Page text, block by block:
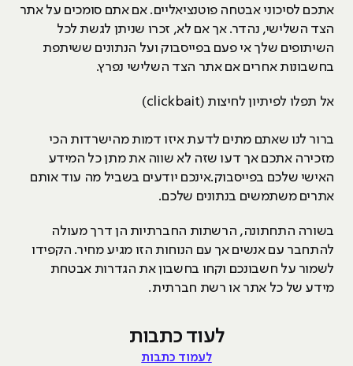
אתכם לסיכוני אבטחה פוטנציאליים. אם אתם סומכים על אתר
הצד השלישי, נהדר. אך אם לא, זכרו שניתן לגשת לכל
השיתופים שלך אי פעם בפייסבוק ועל הנתונים ששיתפת
בחשבונות אחרים אם אתר הצד השלישי נפרץ.
אל תפלו לפיתיון לחיצות (clickbait)
ברור לנו שאתם מתים לדעת איזו דמות מהישרדות הכי
מזכירה אתכם אך דעו שזה לא שווה את מתן כל המידע
האישי שלכם בפייסבוק.אינכם יודעים בשביל מה עוד אותם
אתרים משתמשים בנתונים שלכם.
בשורה התחתונה, הרשתות החברתיות הן דרך מעולה
להתחבר עם אנשים אך עם הנוחות הזו מגיע מחיר. הקפידו
לשמור על חשבונכם וקחו בחשבון את הגדרות אבטחת
מידע של כל אתר או רשת חברתית.
לעוד כתבות
לעמוד כתבות